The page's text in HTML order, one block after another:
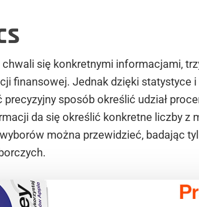
się konkretnymi informacjami,
finansowej. Jednak dzięki statystyce
precyzyjny sposób określić udział
da się określić konkretne liczby z
można przewidzieć, badając